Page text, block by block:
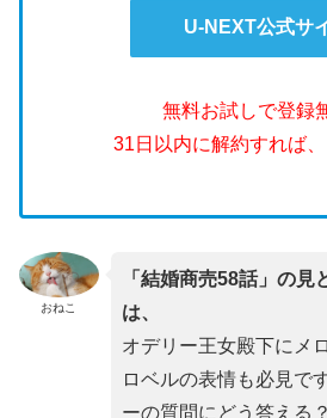
U-NEXT公式サ
無料お試しで登録
31日以内に解約すれば、
おねこ
「結婚商売58話」の見
は、
オデリー王女殿下にメ
ロベルの表情も必見で
ーの質問にどう答える